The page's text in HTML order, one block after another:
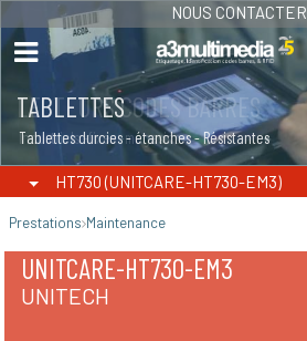
NOUS CONTACTER
TABLETTES
Tablettes durcies - étanches - Résistantes
HT730 (UNITCARE-HT730-EM3)
Prestations Maintenance
UNITCARE-HT730-EM3
UNITECH